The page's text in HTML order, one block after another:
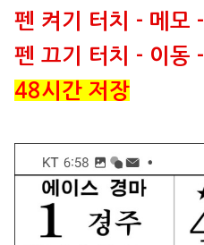
펜 켜기 터치 - 메모 -
펜 끄기 터치 - 이동 -
48시간 저장